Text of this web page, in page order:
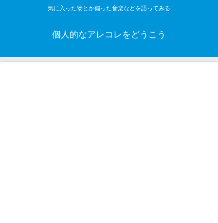
気に入った物とか偏った音楽などを語ってみる
個人的なアレコレをどうこう